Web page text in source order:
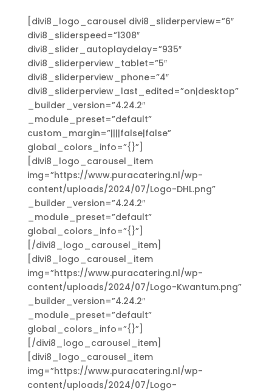
[divi8_logo_carousel divi8_sliderperview=”6″
divi8_sliderspeed=”1308″
divi8_slider_autoplaydelay=”935″
divi8_sliderperview_tablet=”5″
divi8_sliderperview_phone=”4″
divi8_sliderperview_last_edited=”on|desktop”
_builder_version=”4.24.2″
_module_preset=”default”
custom_margin=”||||false|false”
global_colors_info=”{}”]
[divi8_logo_carousel_item
img=”https://www.puracatering.nl/wp-
content/uploads/2024/07/Logo-DHL.png”
_builder_version=”4.24.2″
_module_preset=”default”
global_colors_info=”{}”]
[/divi8_logo_carousel_item]
[divi8_logo_carousel_item
img=”https://www.puracatering.nl/wp-
content/uploads/2024/07/Logo-Kwantum.png”
_builder_version=”4.24.2″
_module_preset=”default”
global_colors_info=”{}”]
[/divi8_logo_carousel_item]
[divi8_logo_carousel_item
img=”https://www.puracatering.nl/wp-
content/uploads/2024/07/Logo-